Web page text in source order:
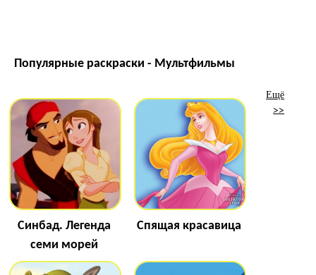
Популярные раскраски - Мультфильмы
Синбад. Легенда
семи морей
Спящая красавица
Ещё
>>